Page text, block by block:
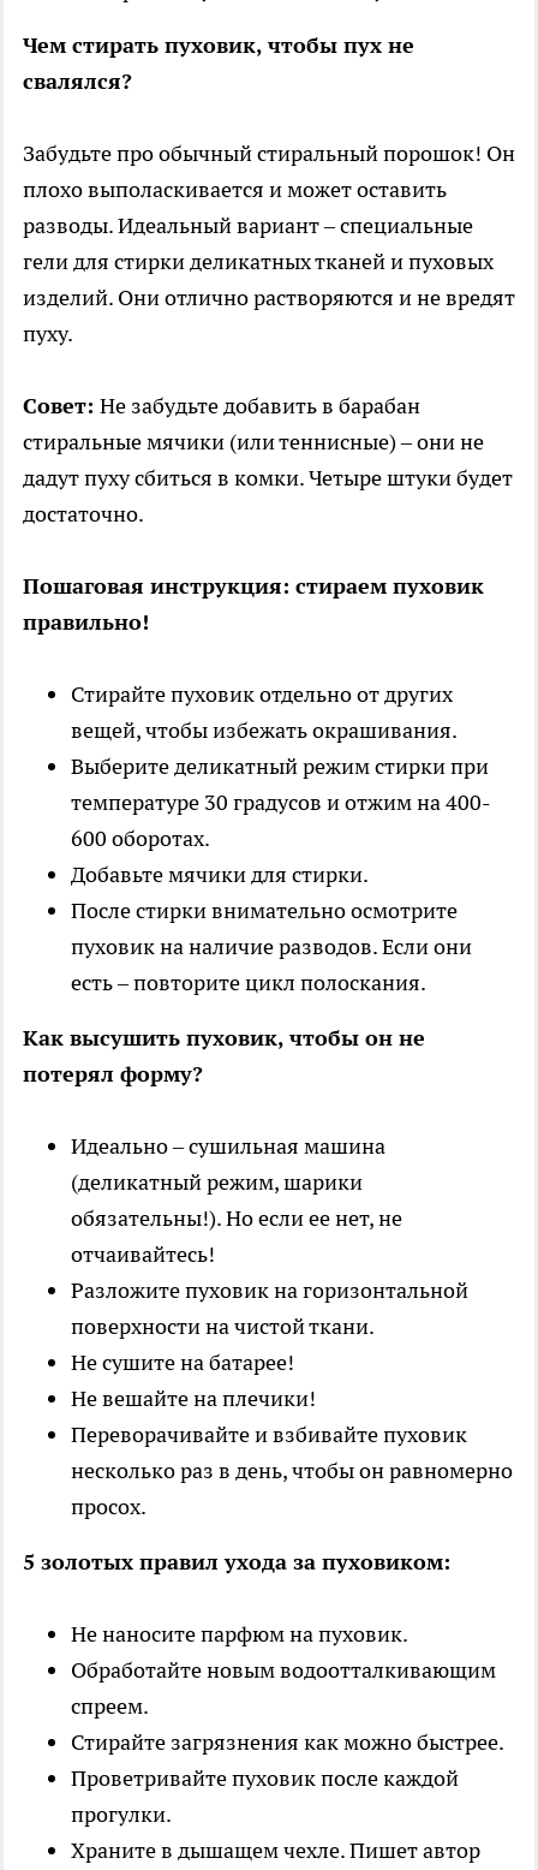
Чем стирать пуховик, чтобы пух не
свалялся?
Забудьте про обычный стиральный порошок! Он
плохо выполаскивается и может оставить
разводы. Идеальный вариант – специальные
гели для стирки деликатных тканей и пуховых
изделий. Они отлично растворяются и не вредят
пуху.
Совет: Не забудьте добавить в барабан
стиральные мячики (или теннисные) – они не
дадут пуху сбиться в комки. Четыре штуки будет
достаточно.
Пошаговая инструкция: стираем пуховик
правильно!
Стирайте пуховик отдельно от других
вещей, чтобы избежать окрашивания.
Выберите деликатный режим стирки при
температуре 30 градусов и отжим на 400-
600 оборотах.
Добавьте мячики для стирки.
После стирки внимательно осмотрите
пуховик на наличие разводов. Если они
есть – повторите цикл полоскания.
Как высушить пуховик, чтобы он не
потерял форму?
Идеально – сушильная машина
(деликатный режим, шарики
обязательны!). Но если ее нет, не
отчаивайтесь!
Разложите пуховик на горизонтальной
поверхности на чистой ткани.
Не сушите на батарее!
Не вешайте на плечики!
Переворачивайте и взбивайте пуховик
несколько раз в день, чтобы он равномерно
просох.
5 золотых правил ухода за пуховиком:
Не наносите парфюм на пуховик.
Обработайте новым водоотталкивающим
спреем.
Стирайте загрязнения как можно быстрее.
Проветривайте пуховик после каждой
прогулки.
Храните в дышащем чехле. Пишет автор